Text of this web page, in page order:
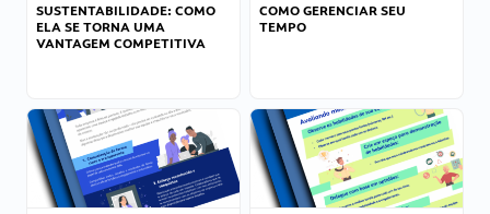
SUSTENTABILIDADE: COMO
ELA SE TORNA UMA
VANTAGEM COMPETITIVA
COMO GERENCIAR SEU
TEMPO